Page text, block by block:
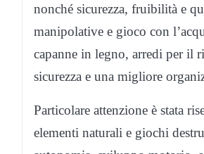
nonché sicurezza, fruibilità e
manipolative e gioco con
capanne in legno, arredi per il
sicurezza e una migliore
Particolare attenzione è stata
elementi naturali e giochi